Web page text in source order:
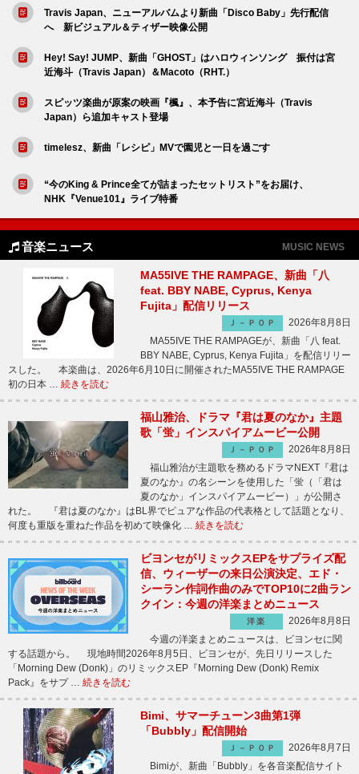
Travis Japan、ニューアルバムより新曲「Disco Baby」先行配信
へ 新ビジュアル＆ティザー映像公開
Hey! Say! JUMP、新曲「GHOST」はハロウィンソング 振付は宮
近海斗（Travis Japan）＆Macoto（RHT.）
スピッツ楽曲が原案の映画『楓』、本予告に宮近海斗（Travis
Japan）ら追加キャスト登場
timelesz、新曲「レシピ」MVで園児と一日を過ごす
“今のKing & Prince全てが詰まったセットリスト”をお届け、
NHK『Venue101』ライブ特番
音楽ニュース MUSIC NEWS
MA55IVE THE RAMPAGE、新曲「八
feat. BBY NABE, Cyprus, Kenya
Fujita」配信リリース
Ｊ－ＰＯＰ
2026年8月8日
MA55IVE THE RAMPAGEが、新曲「八 feat.
BBY NABE, Cyprus, Kenya Fujita」を配信リリー
スした。 本楽曲は、2026年6月10日に開催されたMA55IVE THE RAMPAGE
初の日本 … 続きを読む
福山雅治、ドラマ『君は夏のなか』主題
歌「蛍」インスパイアムービー公開
Ｊ－ＰＯＰ
2026年8月8日
福山雅治が主題歌を務めるドラマNEXT『君は
夏のなか』の名シーンを使用した「蛍（「君は
夏のなか」インスパイアムービー）」が公開さ
れた。 『君は夏のなか』はBL界でピュアな作品の代表格として話題となり、
何度も重版を重ねた作品を初めて映像化 … 続きを読む
ビヨンセがリミックスEPをサプライズ配
信、ウィーザーの来日公演決定、エド・
シーラン作詞作曲のみでTOP10に2曲ラン
クイン：今週の洋楽まとめニュース
洋楽
2026年8月8日
今週の洋楽まとめニュースは、ビヨンセに関
する話題から。 現地時間2026年8月5日、ビヨンセが、先日リリースした
「Morning Dew (Donk)」のリミックスEP『Morning Dew (Donk) Remix
Pack』をサプ … 続きを読む
Bimi、サマーチューン3曲第1弾
「Bubbly」配信開始
Ｊ－ＰＯＰ
2026年8月7日
Bimiが、新曲「Bubbly」を各音楽配信サイト